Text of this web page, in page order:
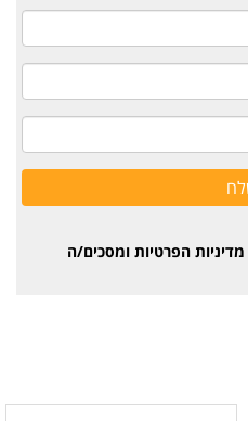
מדיניות הפרטיות ומסכים/ה